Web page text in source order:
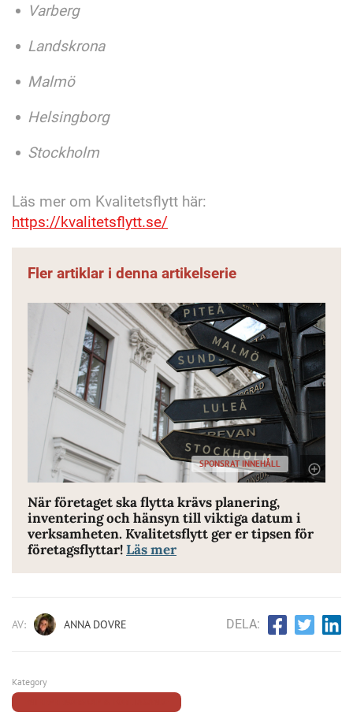
Varberg
Landskrona
Malmö
Helsingborg
Stockholm
Läs mer om Kvalitetsflytt här:
https://kvalitetsflytt.se/
Fler artiklar i denna artikelserie
SPONSRAT INNEHÅLL
När företaget ska flytta krävs planering,
inventering och hänsyn till viktiga datum i
verksamheten. Kvalitetsflytt ger er tipsen för
företagsflyttar!Läs mer
AV: ANNA DOVRE DELA:
Kategory